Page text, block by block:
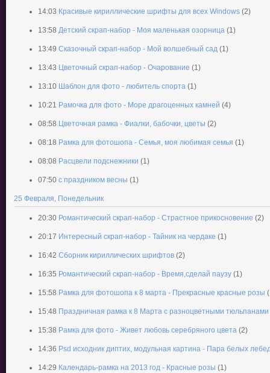
14:03 Красивые кириллические шрифты для всех Windows (2)
13:58 Детский скрап-набор - Моя маленькая озорница (1)
13:49 Сказочный скрап-набор - Мой волшебный сад (1)
13:43 Цветочный скрап-набор - Очарование (1)
13:10 Шаблон для фото - любитель спорта (1)
10:21 Рамочка для фото - Море драгоценных камней (4)
08:58 Цветочная рамка - Фиалки, бабочки, цветы (2)
08:18 Рамка для фотошопа - Семья, моя любимая семья (1)
08:08 Расцвели подснежники (1)
07:50 с праздником весны (1)
25 Февраля, Понедельник
20:30 Романтический скрап-набор - Страстное прикосновение (2)
20:17 Интересный скрап-набор - Тайник на чердаке (1)
16:42 Сборник кириллических шрифтов (2)
16:35 Романтический скрап-набор - Время,сделай паузу (1)
15:58 Рамка для фотошопа к 8 марта - Прекрасные красные розы
15:48 Праздничная рамка к 8 Марта с разноцветными тюльпанами
15:38 Рамка для фото - Живет любовь серебряного цвета (2)
14:36 Psd исходник диптих, модульная картина - Пара белых
14:29 Календарь-рамка на 2013 год - Красные розы (1)